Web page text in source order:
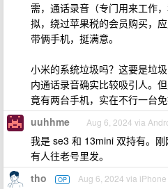
需，通话录音（专门用来工作
拟，绕过苹果税的会员购买，
带俩手机，挺满意。
小米的系统垃圾吗？这要是垃
内通话录音确实比较吸引人。
竟有两台手机，实在不行一台
uuhhme Aug 6, 2024 via
我是 se3 和 13mini 双持有。
有人往老号里发。
tho OP Aug 6, 2024 via iPhone